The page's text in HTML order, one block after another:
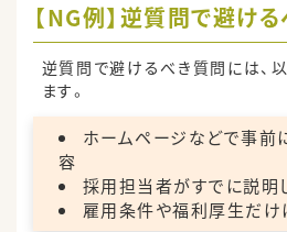
【NG例】逆質問で避け
逆質問で避けるべき質問には、
ます。
ホームページなどで事前
容
採用担当者がすでに説明
雇用条件や福利厚生だけ